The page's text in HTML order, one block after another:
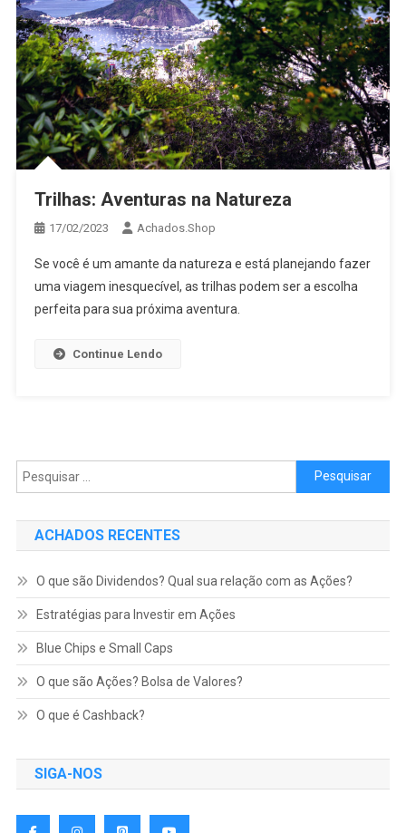
Trilhas: Aventuras na Natureza
17/02/2023 Achados.Shop
Se você é um amante da natureza e está planejando fazer
uma viagem inesquecível, as trilhas podem ser a escolha
perfeita para sua próxima aventura.
Continue Lendo
Pesquisar por:
ACHADOS RECENTES
O que são Dividendos? Qual sua relação com as Ações?
Estratégias para Investir em Ações
Blue Chips e Small Caps
O que são Ações? Bolsa de Valores?
O que é Cashback?
SIGA-NOS